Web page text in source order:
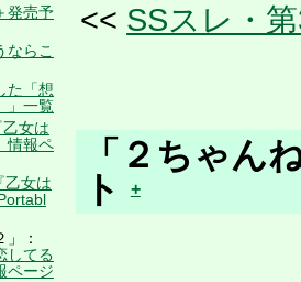
発売予
ならこ
た「想
」一覧
女は
情報ペ
乙女は
：
してる
ページ
<< SSスレ・
「２ちゃん
ト+